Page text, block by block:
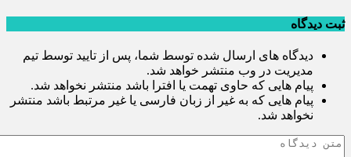
ثبت دیدگاه
دیدگاه های ارسال شده توسط شما، پس از تایید توسط تیم
مدیریت در وب منتشر خواهد شد.
پیام هایی که حاوی تهمت یا افترا باشد منتشر نخواهد شد.
پیام هایی که به غیر از زبان فارسی یا غیر مرتبط باشد منتشر
نخواهد شد.